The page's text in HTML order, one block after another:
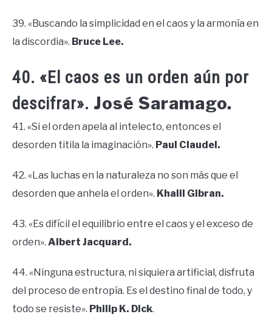
39. «Buscando la simplicidad en el caos y la armonía en
la discordia». Bruce Lee.
40. «El caos es un orden aún por
descifrar». José Saramago.
41. «Si el orden apela al intelecto, entonces el
desorden titila la imaginación». Paul Claudel.
42. «Las luchas en la naturaleza no son más que el
desorden que anhela el orden». Khalil Gibran.
43. «Es difícil el equilibrio entre el caos y el exceso de
orden». Albert Jacquard.
44. «Ninguna estructura, ni siquiera artificial, disfruta
del proceso de entropía. Es el destino final de todo, y
todo se resiste». Philip K. Dick.